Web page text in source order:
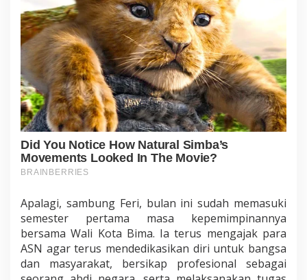
Apalagi, sambung Feri, bulan ini sudah memasuki
semester pertama masa kepemimpinannya
bersama Wali Kota Bima. Ia terus mengajak para
ASN agar terus mendedikasikan diri untuk bangsa
dan masyarakat, bersikap profesional sebagai